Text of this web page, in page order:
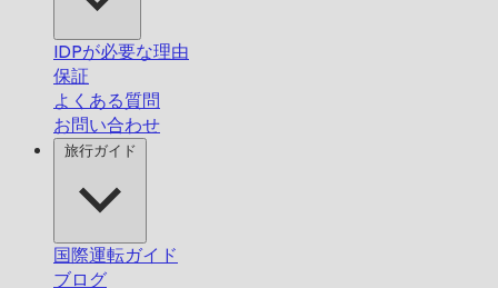
IDPが必要な理由
保証
よくある質問
お問い合わせ
旅行ガイド
国際運転ガイド
ブログ